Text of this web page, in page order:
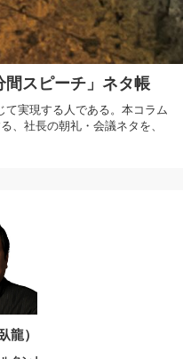
スピーチ」ネタ帳
実現する人である。本コラム
、社長の朝礼・会議ネタを、
龍）